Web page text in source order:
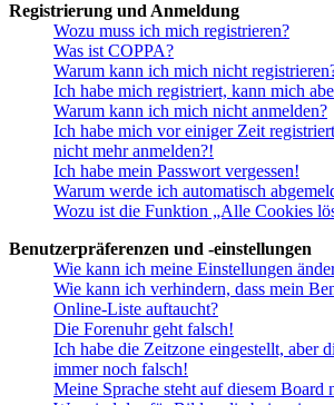
Registrierung und Anmeldung
Wozu muss ich mich registrieren?
Was ist COPPA?
Warum kann ich mich nicht
Ich habe mich registriert, kann mich
Warum kann ich mich nicht anmelden?
Ich habe mich vor einiger Zeit
nicht mehr anmelden?!
Ich habe mein Passwort vergessen!
Warum werde ich automatisch
Wozu ist die Funktion „Alle Cookies
Benutzerpräferenzen und -einstellungen
Wie kann ich meine Einstellungen
Wie kann ich verhindern, dass mein
Online-Liste auftaucht?
Die Forenuhr geht falsch!
Ich habe die Zeitzone eingestellt, aber
immer noch falsch!
Meine Sprache steht auf diesem Board